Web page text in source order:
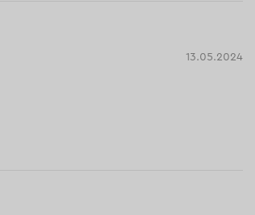
13.05.2024